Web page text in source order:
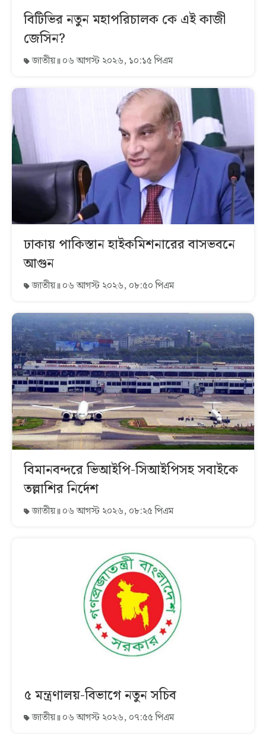
বিটিভির নতুন মহাপরিচালক কে এই কাজী
জেসিন?
জাতীয় ০৬ আগস্ট ২০২৬, ১০:১৫ পিএম
ঢাকায় পাকিস্তান হাইকমিশনারের বাসভবনে
আগুন
জাতীয় ০৬ আগস্ট ২০২৬, ০৮:৫০ পিএম
বিমানবন্দরে ভিআইপি-সিআইপিসহ সবাইকে
তল্লাশির নির্দেশ
জাতীয় ০৬ আগস্ট ২০২৬, ০৮:২৫ পিএম
৫ মন্ত্রণালয়-বিভাগে নতুন সচিব
জাতীয় ০৬ আগস্ট ২০২৬, ০৭:৫৫ পিএম